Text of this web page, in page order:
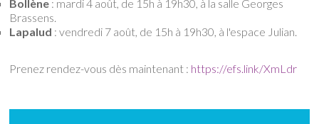
Bollène : mardi 4 août, de 15h à 19h30, à la salle Georges
Brassens.
Lapalud : vendredi 7 août, de 15h à 19h30, à l'espace Julian.
Prenez rendez-vous dès maintenant : https://efs.link/XmLdr